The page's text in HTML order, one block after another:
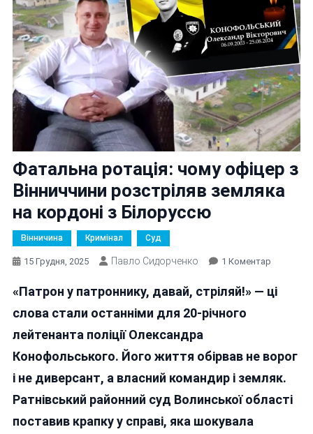
Фатальна ротація: чому офіцер з
Вінниччини розстріляв земляка
на кордоні з Білоруссю
Вінничина Кримінал Суд
15 Грудня, 2025 Павло Сидорченко 1 КоментарДо
Ротація:
На
«Патрон у патроннику, давай, стріляй!» — ці
слова стали останніми для 20-річного
лейтенанта поліції Олександра
Конофольського. Його життя обірвав не ворог
і не диверсант, а власний командир і земляк.
Ратнівський районний суд Волинської області
поставив крапку у справі, яка шокувала